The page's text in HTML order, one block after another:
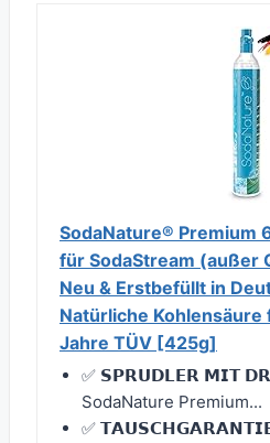
SodaNature® Premium
für SodaStream (außer
Neu & Erstbefüllt in
Natürliche
Jahre TÜV [425g]
✅ 𝗦𝗣𝗥𝗨𝗗𝗟𝗘𝗥 𝗠𝗜𝗧
SodaNature Premium...
✅ 𝗧𝗔𝗨𝗦𝗖𝗛𝗚𝗔𝗥𝗔𝗡𝗧𝗜𝗘